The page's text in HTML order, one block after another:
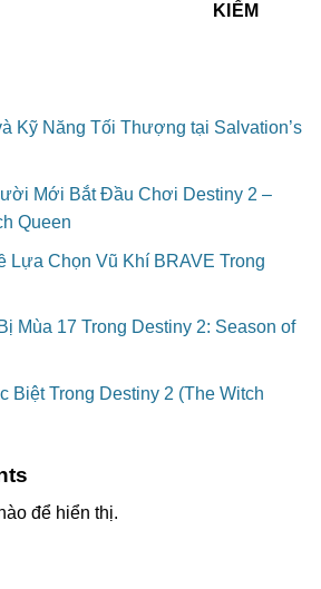
KIẾM
Kỹ Năng Tối Thượng tại Salvation’s
Mới Bắt Đầu Chơi Destiny 2 –
Queen
Lựa Chọn Vũ Khí BRAVE Trong
Mùa 17 Trong Destiny 2: Season of
Biệt Trong Destiny 2 (The Witch
để hiển thị.